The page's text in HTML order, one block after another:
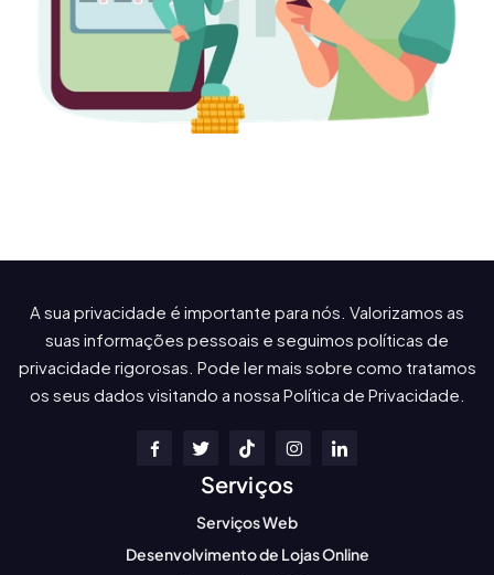
A sua privacidade é importante para nós. Valorizamos as
suas informações pessoais e seguimos políticas de
privacidade rigorosas. Pode ler mais sobre como tratamos
os seus dados visitando a nossa Política de Privacidade.
Serviços
Serviços Web
Desenvolvimento de Lojas Online